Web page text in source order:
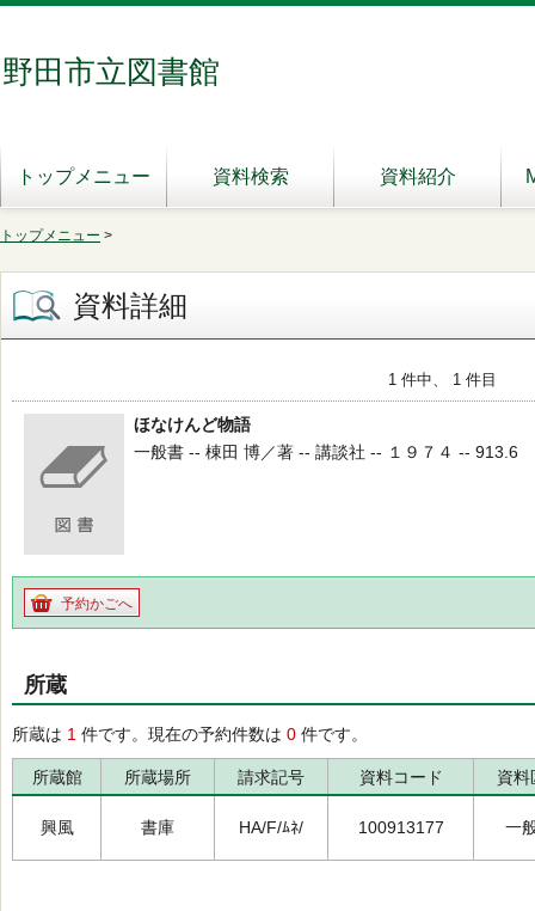
野田市立図書館
トップメニュー 資料検索 資料紹介
トップメニュー >
資料詳細
1 件中、 1 件目
ほなけんど物語
一般書 -- 棟田 博／著 -- 講談社 -- １９７４ -- 913.6
予約かごへ
所蔵
所蔵は 1 件です。現在の予約件数は 0 件です。
所蔵館 所蔵場所 請求記号 資料コード 資料
興風 書庫 HA/F/ﾑﾈ/ 100913177 一